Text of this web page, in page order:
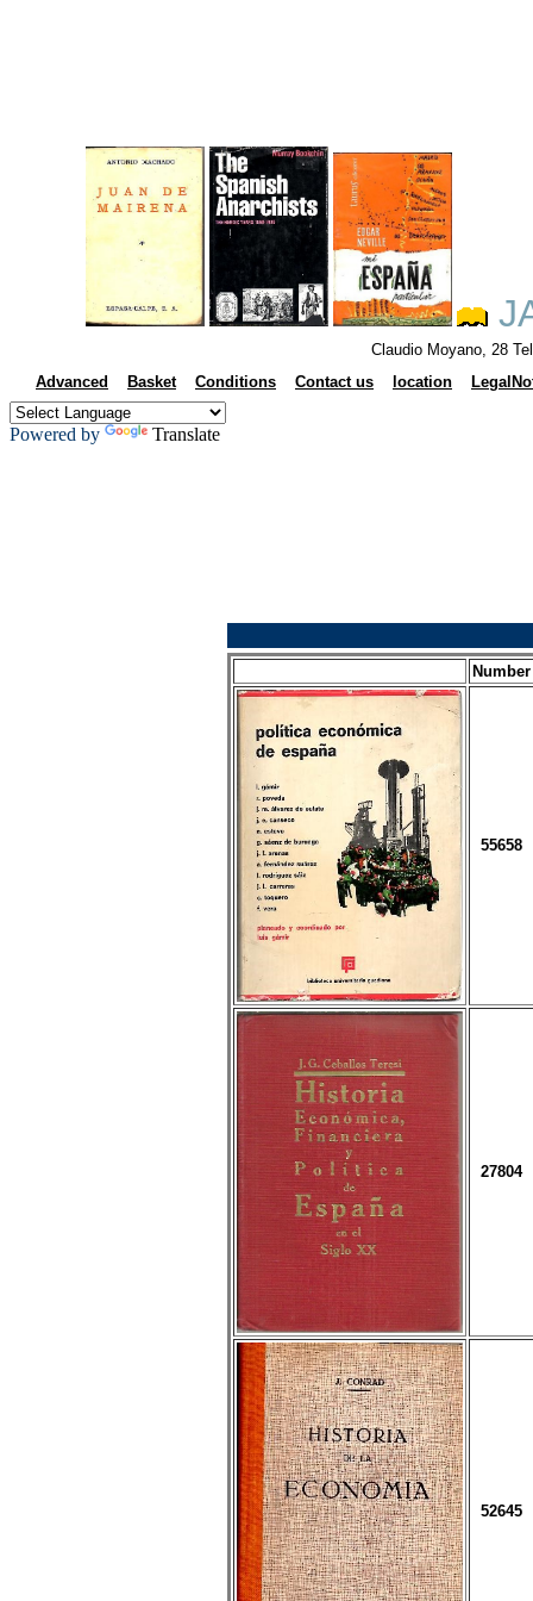
Claudio Moyano, 28
Advanced
Basket Conditions Contact us location
Powered by Translate
Number
55658
27804
52645